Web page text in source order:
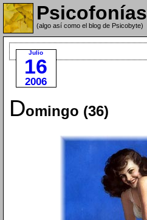
Psicofonías
(algo así como el blog de Psicobyte)
Julio
16
2006
Domingo (36)